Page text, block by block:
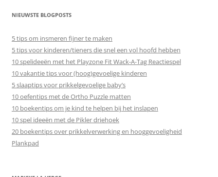
NIEUWSTE BLOGPOSTS
5 tips om insmeren fijner te maken
5 tips voor kinderen/tieners die snel een vol hoofd hebben
10 spelideeën met het Playzone Fit Wack-A-Tag Reactiespel
10 vakantie tips voor (hoog)gevoelige kinderen
5 slaaptips voor prikkelgevoelige baby’s
10 oefentips met de Ortho Puzzle matten
10 boekentips om je kind te helpen bij het inslapen
10 spel ideeën met de Pikler driehoek
20 boekentips over prikkelverwerking en hooggevoeligheid
Plankpad